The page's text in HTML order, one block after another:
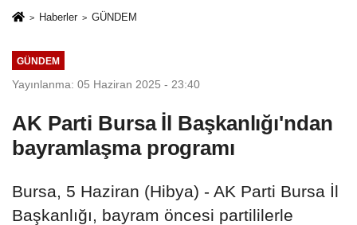
Haberler GÜNDEM
GÜNDEM
Yayınlanma: 05 Haziran 2025 - 23:40
AK Parti Bursa İl Başkanlığı'ndan
bayramlaşma programı
Bursa, 5 Haziran (Hibya) - AK Parti Bursa İl
Başkanlığı, bayram öncesi partililerle